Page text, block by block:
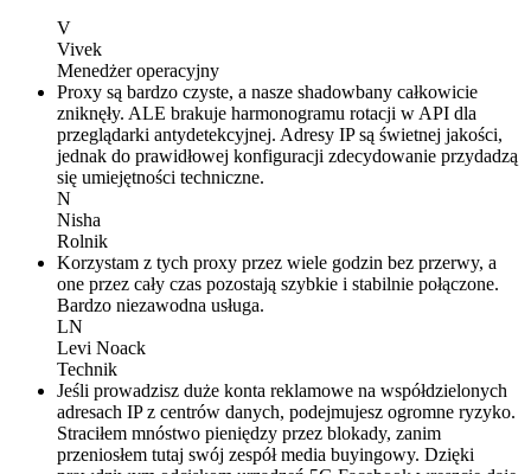
V
Vivek
Menedżer operacyjny
Proxy są bardzo czyste, a nasze shadowbany całkowicie
zniknęły. ALE brakuje harmonogramu rotacji w API dla
przeglądarki antydetekcyjnej. Adresy IP są świetnej jakości,
jednak do prawidłowej konfiguracji zdecydowanie przydadzą
się umiejętności techniczne.
N
Nisha
Rolnik
Korzystam z tych proxy przez wiele godzin bez przerwy, a
one przez cały czas pozostają szybkie i stabilnie połączone.
Bardzo niezawodna usługa.
LN
Levi Noack
Technik
Jeśli prowadzisz duże konta reklamowe na współdzielonych
adresach IP z centrów danych, podejmujesz ogromne ryzyko.
Straciłem mnóstwo pieniędzy przez blokady, zanim
przeniosłem tutaj swój zespół media buyingowy. Dzięki